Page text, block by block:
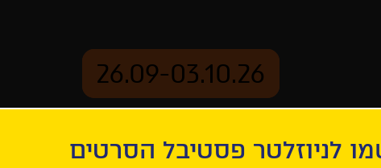
26.09-03.10.26
לניוזלטר פסטיבל הסרטים